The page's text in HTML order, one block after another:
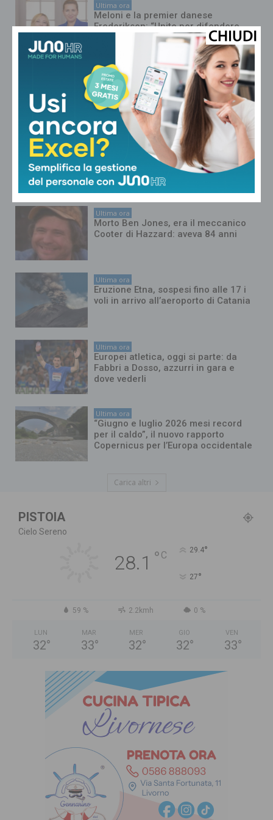
Ultima ora
Meloni e la premier danese
Frederiksen: “Unite per difendere
Europa, no a immigrazione
Ultima ora
Europei nuoto, oggi prime gare in
vasca: da Ceccon a Martinenghi, il
programma di giornata e dove vedere
gli azzurri
Ultima ora
Australia, allarme per corpo in una
valigia… ma era una bambola sexy
Ultima ora
Morto Ben Jones, era il meccanico
Cooter di Hazzard: aveva 84 anni
Ultima ora
Eruzione Etna, sospesi fino alle 17 i
voli in arrivo all’aeroporto di Catania
Ultima ora
Europei atletica, oggi si parte: da
Fabbri a Dosso, azzurri in gara e
dove vederli
Ultima ora
“Giugno e luglio 2026 mesi record
per il caldo”, il nuovo rapporto
Copernicus per l’Europa occidentale
Carica altri
PISTOIA
Cielo Sereno
28.1 ° C 29.4°
27°
59 % 2.2kmh 0 %
LUN
32°
MAR
33°
MER
32°
GIO
32°
VEN
33°